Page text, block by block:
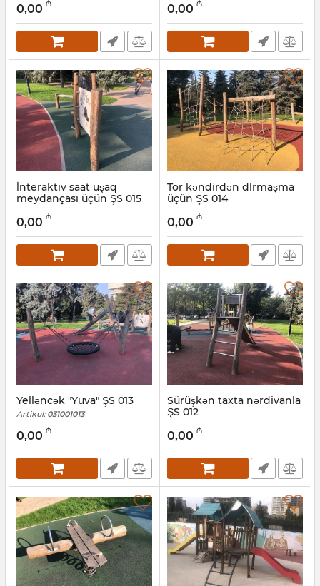
0,00 ₼ 0,00 ₼
İnteraktiv saat uşaq
meydançası üçün ŞS 015
031001015
0,00 ₼
Tor kəndirdən dlrmaşma
üçün ŞS 014
031001014
0,00 ₼
Yelləncək "Yuva" ŞS 013
Artikul: 031001013
0,00 ₼
Sürüşkən taxta nərdivanla
ŞS 012
031001012
0,00 ₼